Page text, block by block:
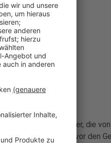
gebe auch Händler, die
viele die Sitzmöbel vor den